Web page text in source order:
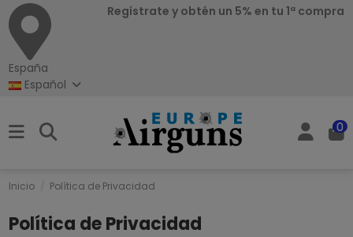
España
Regístrate y obtén un 5% en tu 1ª compra
Español
0
Inicio Política de Privacidad
Política de Privacidad